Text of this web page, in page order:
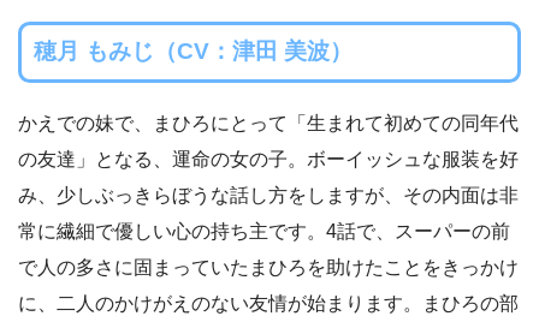
穂月 もみじ（CV：津田 美波）
かえでの妹で、まひろにとって「生まれて初めての同年代
の友達」となる、運命の女の子。ボーイッシュな服装を好
み、少しぶっきらぼうな話し方をしますが、その内面は非
常に繊細で優しい心の持ち主です。4話で、スーパーの前
で人の多さに固まっていたまひろを助けたことをきっかけ
に、二人のかけがえのない友情が始まります。まひろの部